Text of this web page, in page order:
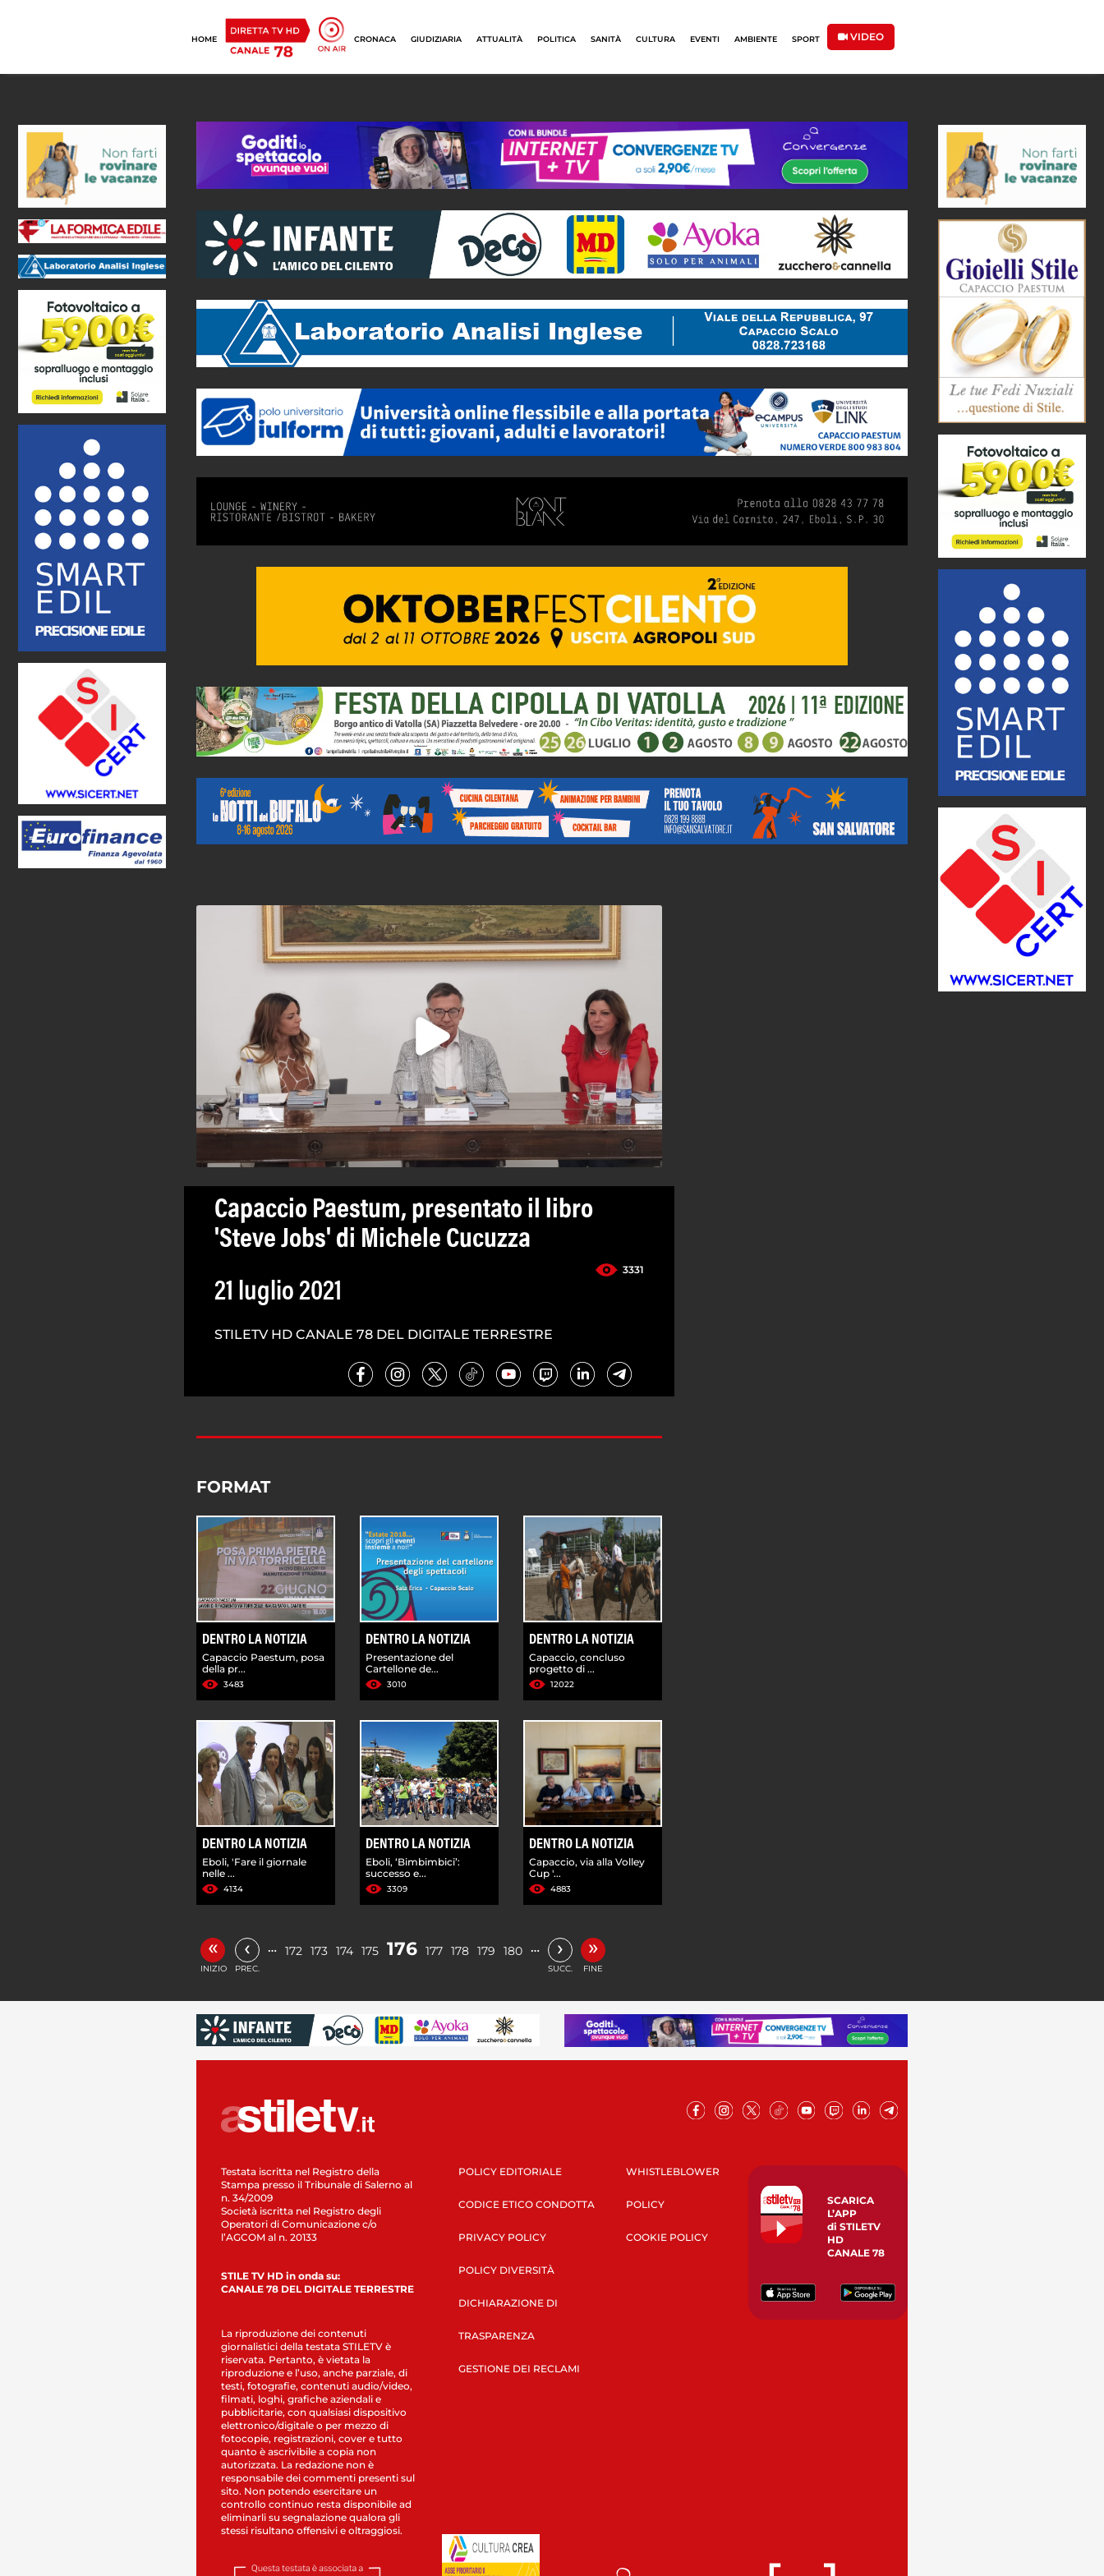
HOME CRONACA GIUDIZIARIA ATTUALITÀ POLITICA SANITÀ CULTURA EVENTI AMBIENTE SPORT VIDEO
Capaccio Paestum, presentato il libro
'Steve Jobs' di Michele Cucuzza
3331
21 luglio 2021
STILETV HD CANALE 78 DEL DIGITALE TERRESTRE
FORMAT
DENTRO LA NOTIZIA
Capaccio Paestum, posa
della pr...
3483
DENTRO LA NOTIZIA
Presentazione del
Cartellone de...
3010
DENTRO LA NOTIZIA
Capaccio, concluso
progetto di ...
12022
DENTRO LA NOTIZIA
Eboli, 'Fare il giornale
nelle ...
4134
DENTRO LA NOTIZIA
Eboli, ‘Bimbimbici’:
successo e...
3309
DENTRO LA NOTIZIA
Capaccio, via alla Volley
Cup '...
4883
«
INIZIO
‹
PREC.
… 172 173 174 175 176 177 178 179 180 … ›
SUCC.
»
FINE
Testata iscritta nel Registro della
Stampa presso il Tribunale di Salerno al
n. 34/2009
Società iscritta nel Registro degli
Operatori di Comunicazione c/o
l’AGCOM al n. 20133
STILE TV HD in onda su:
CANALE 78 DEL DIGITALE TERRESTRE
La riproduzione dei contenuti
giornalistici della testata STILETV è
riservata. Pertanto, è vietata la
riproduzione e l’uso, anche parziale, di
testi, fotografie, contenuti audio/video,
filmati, loghi, grafiche aziendali e
pubblicitarie, con qualsiasi dispositivo
elettronico/digitale o per mezzo di
fotocopie, registrazioni, cover e tutto
quanto è ascrivibile a copia non
autorizzata. La redazione non è
responsabile dei commenti presenti sul
sito. Non potendo esercitare un
controllo continuo resta disponibile ad
eliminarli su segnalazione qualora gli
stessi risultano offensivi e oltraggiosi.
POLICY EDITORIALE
CODICE ETICO CONDOTTA
PRIVACY POLICY
POLICY DIVERSITÀ
DICHIARAZIONE DI
TRASPARENZA
GESTIONE DEI RECLAMI
WHISTLEBLOWER
POLICY
COOKIE POLICY
SCARICA
L’APP
di STILETV
HD
CANALE 78